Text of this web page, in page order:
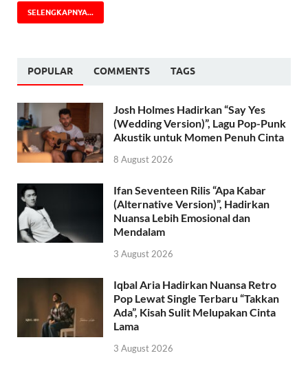
SELENGKAPNYA...
POPULAR COMMENTS TAGS
Josh Holmes Hadirkan “Say Yes
(Wedding Version)”, Lagu Pop-Punk
Akustik untuk Momen Penuh Cinta
8 August 2026
Ifan Seventeen Rilis “Apa Kabar
(Alternative Version)”, Hadirkan
Nuansa Lebih Emosional dan
Mendalam
3 August 2026
Iqbal Aria Hadirkan Nuansa Retro
Pop Lewat Single Terbaru “Takkan
Ada”, Kisah Sulit Melupakan Cinta
Lama
3 August 2026